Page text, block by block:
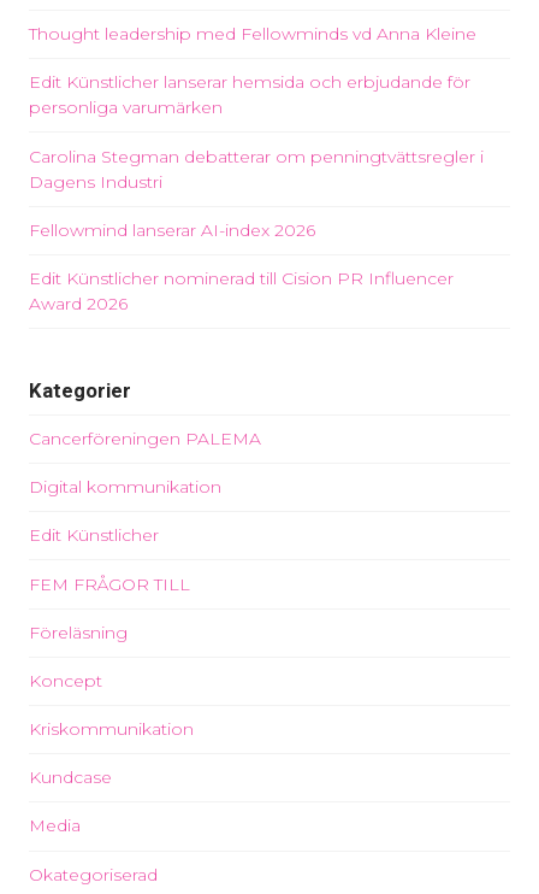
Thought leadership med Fellowminds vd Anna Kleine
Edit Künstlicher lanserar hemsida och erbjudande för
personliga varumärken
Carolina Stegman debatterar om penningtvättsregler i
Dagens Industri
Fellowmind lanserar AI-index 2026
Edit Künstlicher nominerad till Cision PR Influencer
Award 2026
Kategorier
Cancerföreningen PALEMA
Digital kommunikation
Edit Künstlicher
FEM FRÅGOR TILL
Föreläsning
Koncept
Kriskommunikation
Kundcase
Media
Okategoriserad